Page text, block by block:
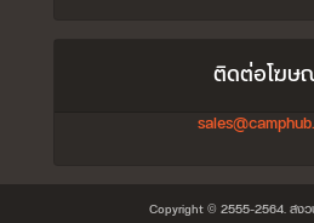
ติดต่อโฆษ
Copyright © 2555-2564. สง